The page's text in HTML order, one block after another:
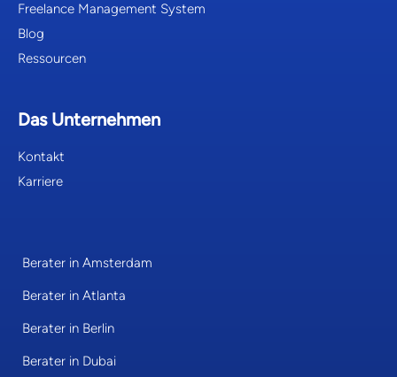
Freelance Management System
Blog
Ressourcen
Das Unternehmen
Kontakt
Karriere
Berater in Amsterdam
Berater in Atlanta
Berater in Berlin
Berater in Dubai